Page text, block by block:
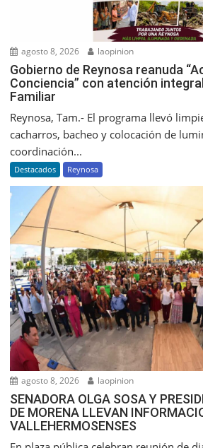
agosto 8, 2026 laopinion
Gobierno de Reynosa reanuda
Conciencia” con atención
Familiar
Reynosa, Tam.- El programa llevó
cacharros, bacheo y colocación de
coordinación...
Destacados Reynosa
agosto 8, 2026 laopinion
SENADORA OLGA SOSA Y
DE MORENA LLEVAN
VALLEHERMOSENSES